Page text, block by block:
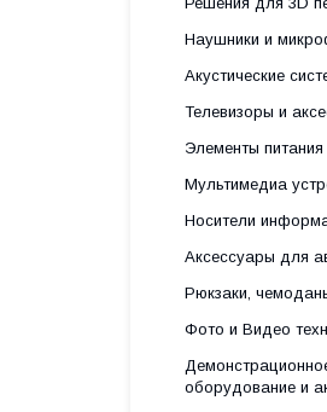
Наушники и
Акустические
Телевизоры и
Элементы питания
Мультимедиа
Носители
Аксессуары для
Рюкзаки,
Фото и Видео
оборудование и